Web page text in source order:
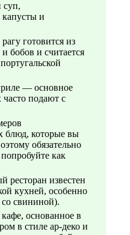
суп,
капусты и
готовится из
бобов и считается
— основное
подают с
блюд, которые вы
обязательно
как
ресторан известен
кухней, особенно
свининой).
основанное в
в стиле ар-деко и